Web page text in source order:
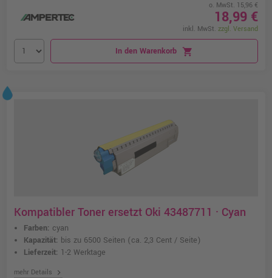
o. MwSt. 15,96 €
18,99 €
inkl. MwSt. zzgl. Versand
In den Warenkorb shopping_cart
Kompatibler Toner ersetzt Oki 43487711 · Cyan
Farben: cyan
Kapazität: bis zu 6500 Seiten (ca. 2,3 Cent / Seite)
Lieferzeit: 1-2 Werktage
mehr Details chevron_right